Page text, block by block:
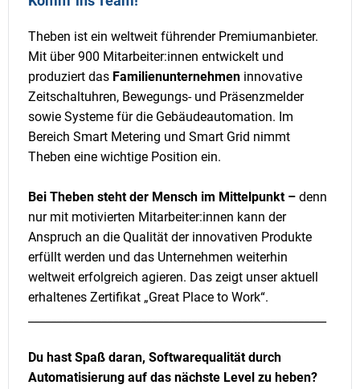
Theben ist ein weltweit führender Premiumanbieter.
Mit über 900 Mitarbeiter:innen entwickelt und
produziert das Familienunternehmen innovative
Zeitschaltuhren, Bewegungs- und Präsenzmelder
sowie Systeme für die Gebäudeautomation. Im
Bereich Smart Metering und Smart Grid nimmt
Theben eine wichtige Position ein.
Bei Theben steht der Mensch im Mittelpunkt – denn
nur mit motivierten Mitarbeiter:innen kann der
Anspruch an die Qualität der innovativen Produkte
erfüllt werden und das Unternehmen weiterhin
weltweit erfolgreich agieren. Das zeigt unser aktuell
erhaltenes Zertifikat „Great Place to Work“.
Du hast Spaß daran, Softwarequalität durch
Automatisierung auf das nächste Level zu heben?